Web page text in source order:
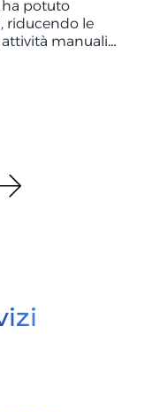
ha potuto
riducendo le
attività manuali